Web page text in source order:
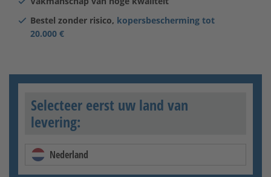
Bestel zonder risico, kopersbescherming tot
20.000 €
Selecteer eerst uw land van
levering:
Nederland